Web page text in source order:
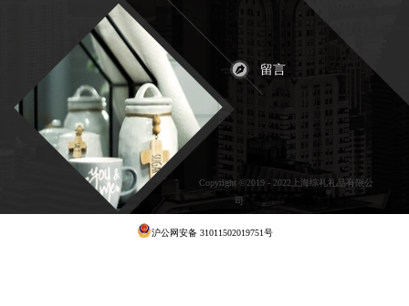
留言
Copyright ©2019 - 2022上海综礼礼品有限公
司
犀牛云提供云计算服务
沪公网安备 31011502019751号